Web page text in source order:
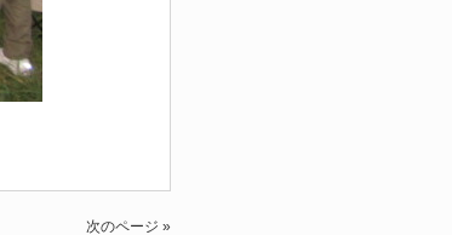
次のページ »